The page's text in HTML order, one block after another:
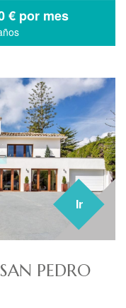
€ por mes
Ir
PEDRO